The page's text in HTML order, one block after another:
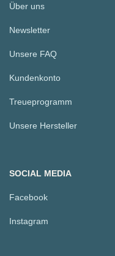
Über uns
Newsletter
Unsere FAQ
Kundenkonto
Treueprogramm
Unsere Hersteller
SOCIAL MEDIA
Facebook
Instagram